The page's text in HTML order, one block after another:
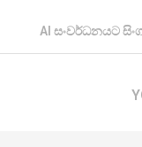
AI සංවර්ධනයට